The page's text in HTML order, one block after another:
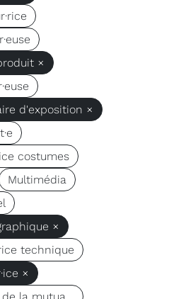
×
d'exposition ×
costumes
Multimédia
×
technique
×